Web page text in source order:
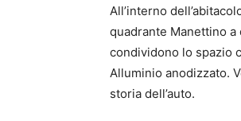
All’interno
quadrante Manettino
condividono lo spazio
Alluminio anodizzato.
storia dell’auto.